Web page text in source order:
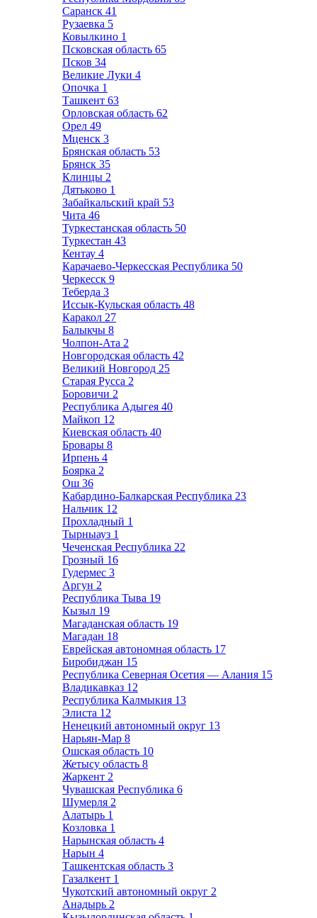
Саранск 41
Рузаевка 5
Ковылкино 1
Псковская область 65
Псков 34
Великие Луки 4
Опочка 1
Ташкент 63
Орловская область 62
Орел 49
Мценск 3
Брянская область 53
Брянск 35
Клинцы 2
Дятьково 1
Забайкальский край 53
Чита 46
Туркестанская область 50
Туркестан 43
Кентау 4
Карачаево-Черкесская Республика 50
Черкесск 9
Теберда 3
Иссык-Кульская область 48
Каракол 27
Балыкчы 8
Чолпон-Ата 2
Новгородская область 42
Великий Новгород 25
Старая Русса 2
Боровичи 2
Республика Адыгея 40
Майкоп 12
Киевская область 40
Бровары 8
Ирпень 4
Боярка 2
Ош 36
Кабардино-Балкарская Республика 23
Нальчик 12
Прохладный 1
Тырныауз 1
Чеченская Республика 22
Грозный 16
Гудермес 3
Аргун 2
Республика Тыва 19
Кызыл 19
Магаданская область 19
Магадан 18
Еврейская автономная область 17
Биробиджан 15
Республика Северная Осетия — Алания 15
Владикавказ 12
Республика Калмыкия 13
Элиста 12
Ненецкий автономный округ 13
Нарьян-Мар 8
Ошская область 10
Жетысу область 8
Жаркент 2
Чувашская Республика 6
Шумерля 2
Алатырь 1
Козловка 1
Нарынская область 4
Нарын 4
Ташкентская область 3
Газалкент 1
Чукотский автономный округ 2
Анадырь 2